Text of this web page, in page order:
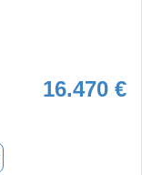
16.470 €